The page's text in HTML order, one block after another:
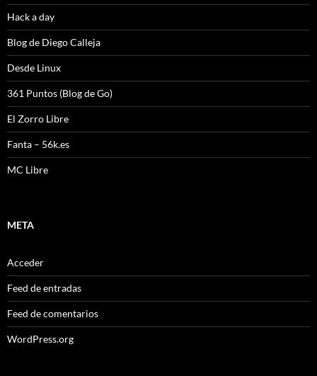
Hack a day
Blog de Diego Calleja
Desde Linux
361 Puntos (Blog de Go)
El Zorro Libre
Fanta – 56k.es
MC Libre
META
Acceder
Feed de entradas
Feed de comentarios
WordPress.org